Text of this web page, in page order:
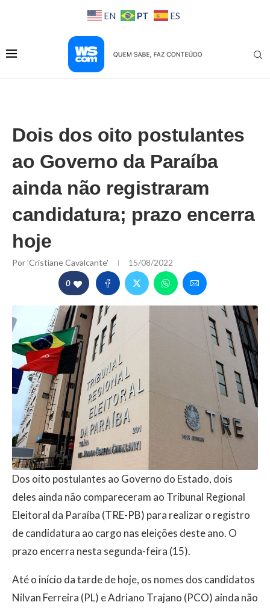
EN PT ES
Dois dos oito postulantes
ao Governo da Paraíba
ainda não registraram
candidatura; prazo encerra
hoje
Por'Cristiane Cavalcante' 15/08/2022
0
Dos oito postulantes ao Governo do Estado, dois
deles ainda não compareceram ao Tribunal Regional
Eleitoral da Paraíba (TRE-PB) para realizar o registro
de candidatura ao cargo nas eleições deste ano. O
prazo encerra nesta segunda-feira (15).
Até o início da tarde de hoje, os nomes dos candidatos
Nilvan Ferreira (PL) e Adriano Trajano (PCO) ainda não